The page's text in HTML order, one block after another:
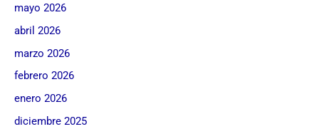
mayo 2026
abril 2026
marzo 2026
febrero 2026
enero 2026
diciembre 2025